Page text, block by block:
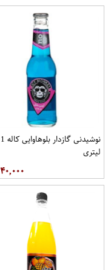
نوشیدنی گازدار بلوهاوایی کاله 1
لیتری
۴۰,۰۰۰